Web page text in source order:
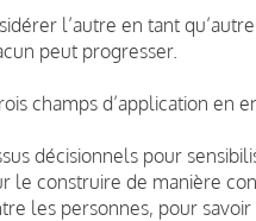
l’autre en tant
peut progresser.
champs d’application en
décisionnels pour
le construire de manière
les personnes, pour